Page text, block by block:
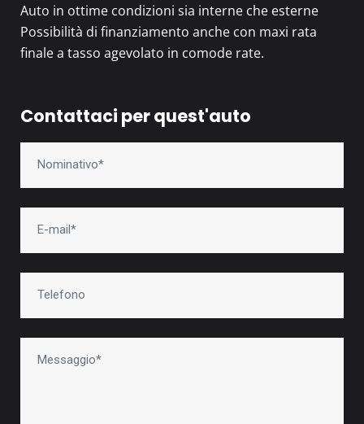
Auto in ottime condizioni sia interne che esterne
Possibilità di finanziamento anche con maxi rata
finale a tasso agevolato in comode rate.
Contattaci per quest'auto